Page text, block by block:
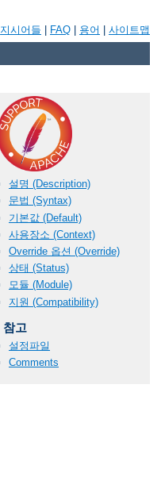
지시어들 FAQ 용어 사이트맵
설명 (Description)
문법 (Syntax)
기본값 (Default)
사용장소 (Context)
Override 옵션 (Override)
상태 (Status)
모듈 (Module)
지원 (Compatibility)
참고
설정파일
Comments